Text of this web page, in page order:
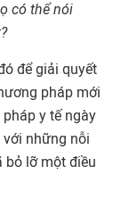
có thể nói
để giải quyết
pháp mới
y tế ngày
với những nỗi
bỏ lỡ một điều